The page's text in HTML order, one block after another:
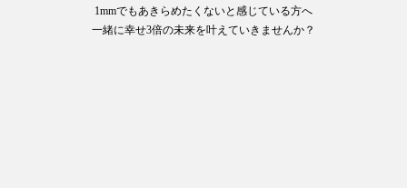
1mmでもあきらめたくないと感じている方へ
一緒に幸せ3倍の未来を叶えていきませんか？